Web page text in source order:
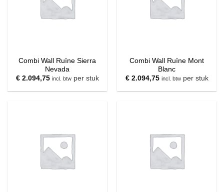
Combi Wall Ruïne Sierra
Nevada
€2.094,75 incl. btwper stuk
Combi Wall Ruïne Mont
Blanc
€2.094,75 incl. btwper stuk